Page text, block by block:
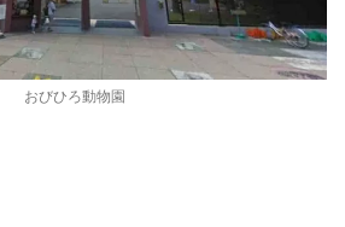
おびひろ動物園